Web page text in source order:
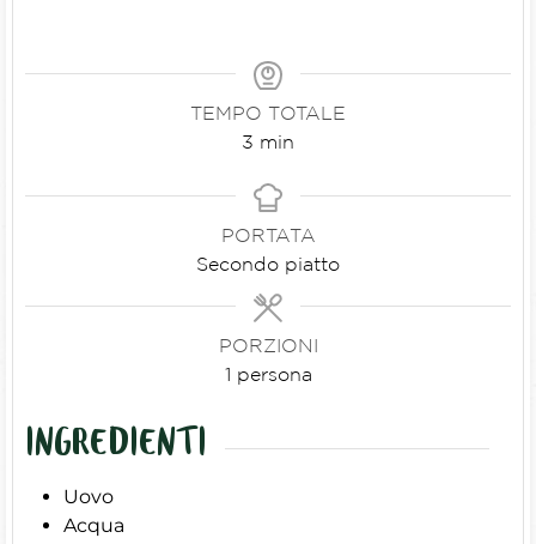
TEMPO TOTALE
3 min
PORTATA
Secondo piatto
PORZIONI
1 persona
INGREDIENTI
Uovo
Acqua